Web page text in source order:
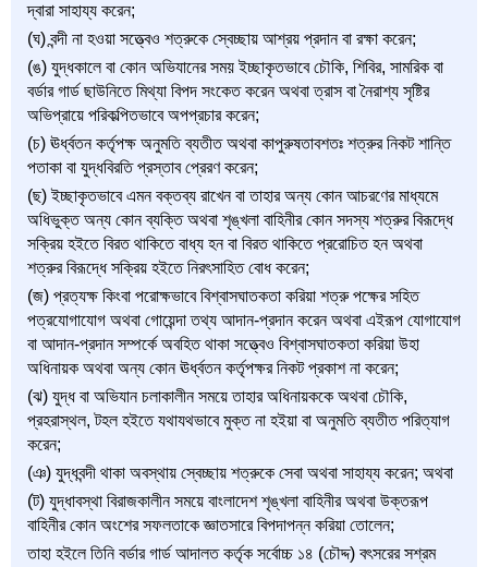
দ্বারা সাহায্য করেন;
(ঘ) বন্দী না হওয়া সত্ত্বেও শত্রুকে স্বেচ্ছায় আশ্রয় প্রদান বা রক্ষা করেন;
(ঙ) যুদ্ধকালে বা কোন অভিযানের সময় ইচ্ছাকৃতভাবে চৌকি, শিবির, সামরিক বা
বর্ডার গার্ড ছাউনিতে মিথ্যা বিপদ সংকেত করেন অথবা ত্রাস বা নৈরাশ্য সৃষ্টির
অভিপ্রায়ে পরিকল্পিতভাবে অপপ্রচার করেন;
(চ) ঊর্ধ্বতন কর্তৃপক্ষ অনুমতি ব্যতীত অথবা কাপুরুষতাবশতঃ শত্রুর নিকট শান্তি
পতাকা বা যুদ্ধবিরতি প্রস্তাব প্রেরণ করেন;
(ছ) ইচ্ছাকৃতভাবে এমন বক্তব্য রাখেন বা তাহার অন্য কোন আচরণের মাধ্যমে
অধিভুক্ত অন্য কোন ব্যক্তি অথবা শৃঙ্খলা বাহিনীর কোন সদস্য শত্রুর বিরূদ্ধে
সক্রিয় হইতে বিরত থাকিতে বাধ্য হন বা বিরত থাকিতে প্ররোচিত হন অথবা
শত্রুর বিরূদ্ধে সক্রিয় হইতে নিরৎসাহিত বোধ করেন;
(জ) প্রত্যক্ষ কিংবা পরোক্ষভাবে বিশ্বাসঘাতকতা করিয়া শত্রু পক্ষের সহিত
পত্রযোগাযোগ অথবা গোয়েন্দা তথ্য আদান-প্রদান করেন অথবা এইরূপ যোগাযোগ
বা আদান-প্রদান সম্পর্কে অবহিত থাকা সত্ত্বেও বিশ্বাসঘাতকতা করিয়া উহা
অধিনায়ক অথবা অন্য কোন ঊর্ধ্বতন কর্তৃপক্ষর নিকট প্রকাশ না করেন;
(ঝ) যুদ্ধ বা অভিযান চলাকালীন সময়ে তাহার অধিনায়ককে অথবা চৌকি,
প্রহরাস্থল, টহল হইতে যথাযথভাবে মুক্ত না হইয়া বা অনুমতি ব্যতীত পরিত্যাগ
করেন;
(ঞ) যুদ্ধবন্দী থাকা অবস্থায় স্বেচ্ছায় শত্রুকে সেবা অথবা সাহায্য করেন; অথবা
(ট) যুদ্ধাবস্থা বিরাজকালীন সময়ে বাংলাদেশ শৃঙ্খলা বাহিনীর অথবা উক্তরূপ
বাহিনীর কোন অংশের সফলতাকে জ্ঞাতসারে বিপদাপন্ন করিয়া তোলেন;
তাহা হইলে তিনি বর্ডার গার্ড আদালত কর্তৃক সর্বোচ্চ ১৪ (চৌদ্দ) বৎসরের সশ্রম